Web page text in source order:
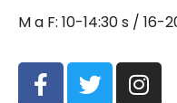
M a F: 10-14:30 s / 16-